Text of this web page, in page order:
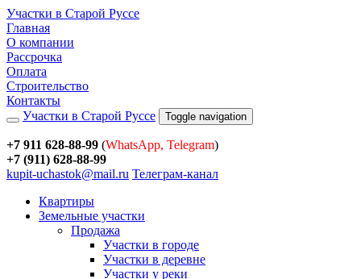
Участки в Старой Руссе
Главная
О компании
Рассрочка
Оплата
Строительство
Контакты
Участки в Старой Руссе
Toggle navigation
+7 911 628-88-99 (WhatsApp, Telegram)
+7 (911) 628-88-99
kupit-uchastok@mail.ru Телеграм-канал
Квартиры
Земельные участки
Продажа
Участки в городе
Участки в деревне
Участки у реки